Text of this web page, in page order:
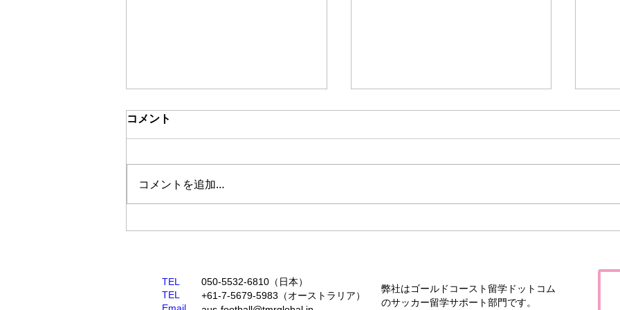
コメント
コメントを追加…
TEL
TEL
050-5532-6810​（日本​）
+61-7-5679-5983（オーストラリア）
弊社はゴールドコースト留学ドットコム
のサッカー留学サポート部門です。